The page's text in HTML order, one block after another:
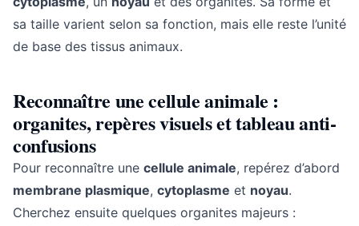
sa taille varient selon sa fonction, mais elle reste l’unité
de base des tissus animaux.
Reconnaître une cellule animale :
organites, repères visuels et tableau anti-
confusions
Pour reconnaître une cellule animale, repérez d’abord
membrane plasmique, cytoplasme et noyau.
Cherchez ensuite quelques organites majeurs :